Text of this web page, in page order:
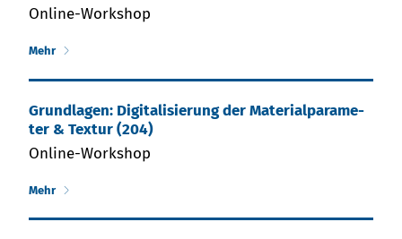
Online-Workshop
Mehr
Grund­la­gen: Di­gi­ta­li­sie­rung der Ma­te­rial­pa­ra­me­
ter & Tex­tur (204)
Online-Workshop
Mehr